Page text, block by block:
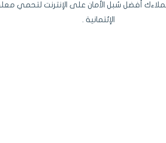
أفضل سُبل الأمان على الإنترنت لتحمي
الإئتمانية .